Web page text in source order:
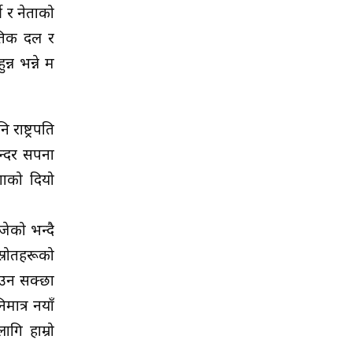
र नेताको
दल र
भन्ने म
सपना
दियो
भन्दै
सक्छौँ
नयाँ
हाम्रो